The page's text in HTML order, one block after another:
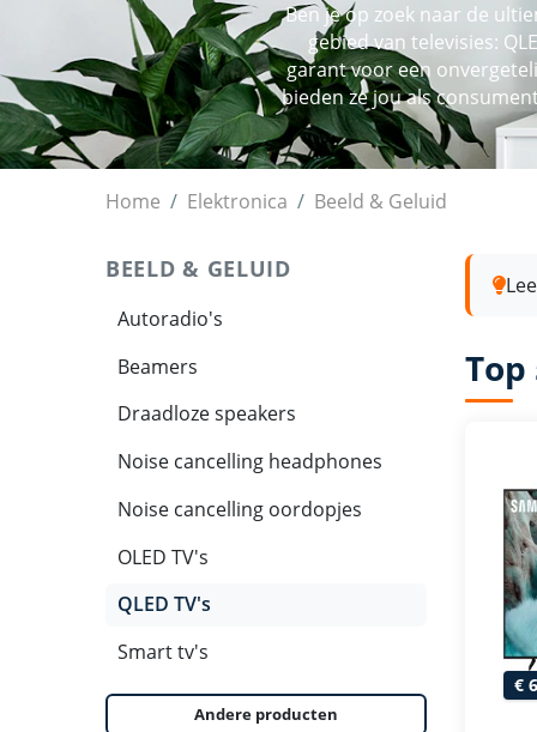
Ben je op zoek naar de
gebied van televisies:
garant voor een
bieden ze jou als
Home Elektronica Beeld & Geluid
QLED TV's
BEELD & GELUID
Autoradio's
Beamers
Draadloze speakers
Noise cancelling headphones
Noise cancelling oordopjes
OLED TV's
QLED TV's
Smart tv's
Andere producten
€